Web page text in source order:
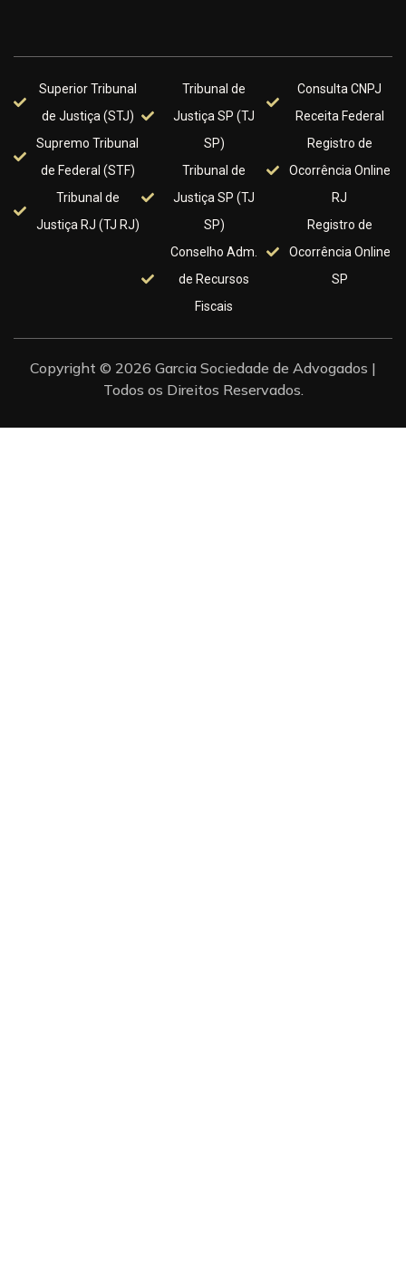
Superior Tribunal
de Justiça (STJ)
Supremo Tribunal
de Federal (STF)
Tribunal de
Justiça RJ (TJ RJ)
Tribunal de
Justiça SP (TJ
SP)
Tribunal de
Justiça SP (TJ
SP)
Conselho Adm.
de Recursos
Fiscais
Consulta CNPJ
Receita Federal
Registro de
Ocorrência Online
RJ
Registro de
Ocorrência Online
SP
Copyright © 2026 Garcia Sociedade de Advogados |
Todos os Direitos Reservados.